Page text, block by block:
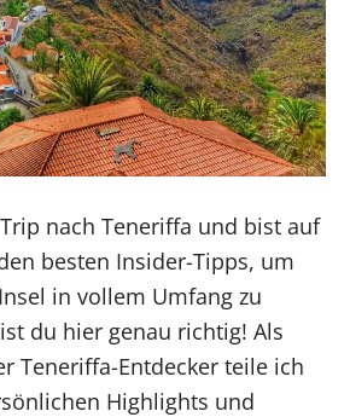
nach Teneriffa und bist auf
besten Insider-Tipps, um
in vollem Umfang zu
du hier genau richtig! Als
Teneriffa-Entdecker teile ich
Highlights und